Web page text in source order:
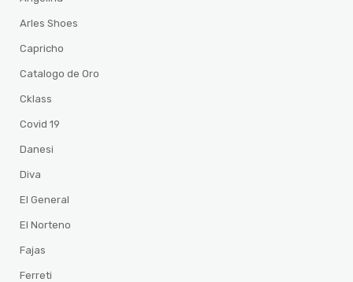
Arles Shoes
Capricho
Catalogo de Oro
Cklass
Covid 19
Danesi
Diva
El General
El Norteno
Fajas
Ferreti